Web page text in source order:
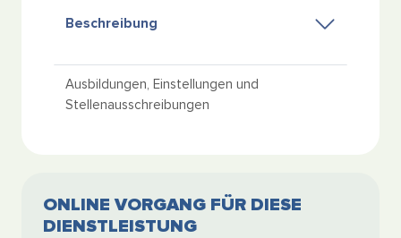
Beschreibung
Ausbildungen, Einstellungen und
Stellenausschreibungen
ONLINE VORGANG FÜR DIESE
DIENSTLEISTUNG